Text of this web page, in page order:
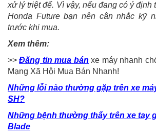
xử lý triệt để. Vì vậy, nếu đang có ý định
Honda Future bạn nên cân nhắc kỹ
trước khi mua.
Xem thêm:
>>Đăng tin mua bán xe máy nhanh
Mạng Xã Hội Mua Bán Nhanh!
Những lỗi nào thường gặp trên xe
SH?
Những bệnh thường thấy trên xe tay
Blade